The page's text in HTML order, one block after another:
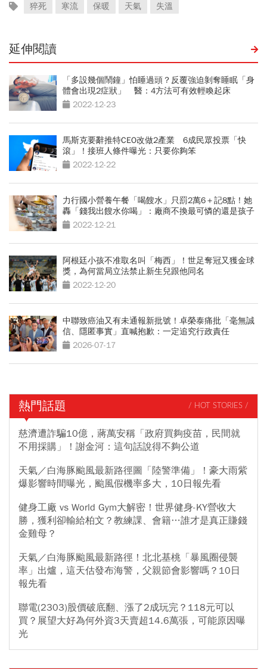
猝死 寒流 保暖 天氣 失溫
延伸閱讀
「多設幾個鬧鐘」怕睡過頭？反覆強迫剝奪睡眠「身
體會出現2症狀」 醫：4方法可有效輕喚起床
2022-12-23
馬斯克要辭推特CEO改做2產業 6成民眾投票「快
滾」！接班人條件曝光：只要你夠笨
2022-12-22
力行國小營養午餐「喝餿水」只罰2萬6＋記8點！她
轟「錢我出餿水你喝」：廠商不換最可憐的還是孩子
2022-12-21
阿根廷小孩不准取名叫「梅西」！世足奪冠又獲金球
獎，為何當局立法禁止新生兒跟他同名
2022-12-20
中聯致癌油又有未通報新批號！卓榮泰痛批「毫無誠
信、隱匿事實」直喊抱歉：一定追究行政責任
2026-07-17
熱門話題 / HOT STORIES /
慈濟遭詐騙10億，蔣萬安稱「政府買夠疫苗，民間就
不用採購」！謝金河：這句話說得不夠公道
天氣／白海豚颱風最新路徑圖「陸警準備」！豪大雨紫
爆影響時間曝光，颱風假機率多大，10日報先看
健身工廠 vs World Gym大解密！世界健身-KY營收大
勝，獲利卻輸給柏文？教練課、會籍…誰才是真正賺錢
金雞母？
天氣／白海豚颱風最新路徑！北北基桃「暴風圈侵襲
率」出爐，這天估發布海警，父親節會影響嗎？10日
報先看
聯電(2303)股價破底翻、漲了2成玩完？118元可以
買？展望大好為何外資3天賣超14.6萬張，可能原因曝
光